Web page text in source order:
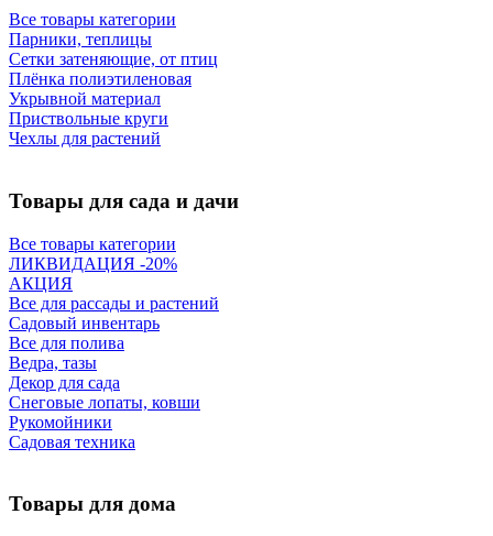
Все товары категории
Парники, теплицы
Сетки затеняющие, от птиц
Плёнка полиэтиленовая
Укрывной материал
Приствольные круги
Чехлы для растений
Товары для сада и дачи
Все товары категории
ЛИКВИДАЦИЯ -20%
АКЦИЯ
Все для рассады и растений
Садовый инвентарь
Все для полива
Ведра, тазы
Декор для сада
Снеговые лопаты, ковши
Рукомойники
Садовая техника
Товары для дома